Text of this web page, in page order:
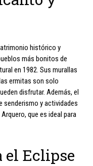
histórico y
más bonitos de
en 1982. Sus murallas
ermitas son solo
disfrutar. Además, el
senderismo y actividades
que es ideal para
el Eclipse